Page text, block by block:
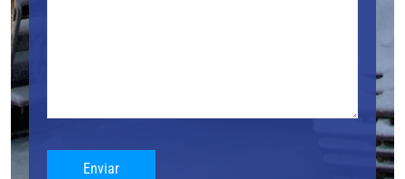
Enviar